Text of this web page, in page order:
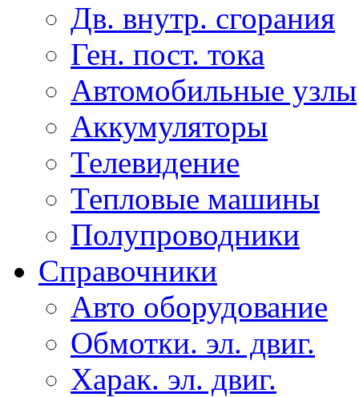
Дв. внутр. сгорания
Ген. пост. тока
Автомобильные узлы
Аккумуляторы
Телевидение
Тепловые машины
Полупроводники
Справочники
Авто оборудование
Обмотки. эл. двиг.
Харак. эл. двиг.